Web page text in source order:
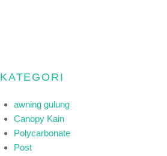
KATEGORI
awning gulung
Canopy Kain
Polycarbonate
Post